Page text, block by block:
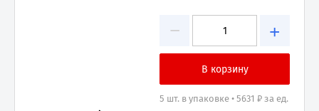
− +
5 шт. в упаковке • 5631 ₽ за ед.